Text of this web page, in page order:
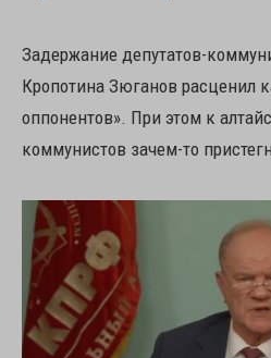
Задержание депутатов-
Кропотина Зюганов расценил
оппонентов». При этом к
коммунистов зачем-то